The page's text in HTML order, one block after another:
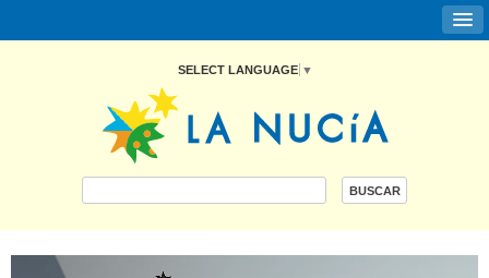
SELECT LANGUAGE ▼